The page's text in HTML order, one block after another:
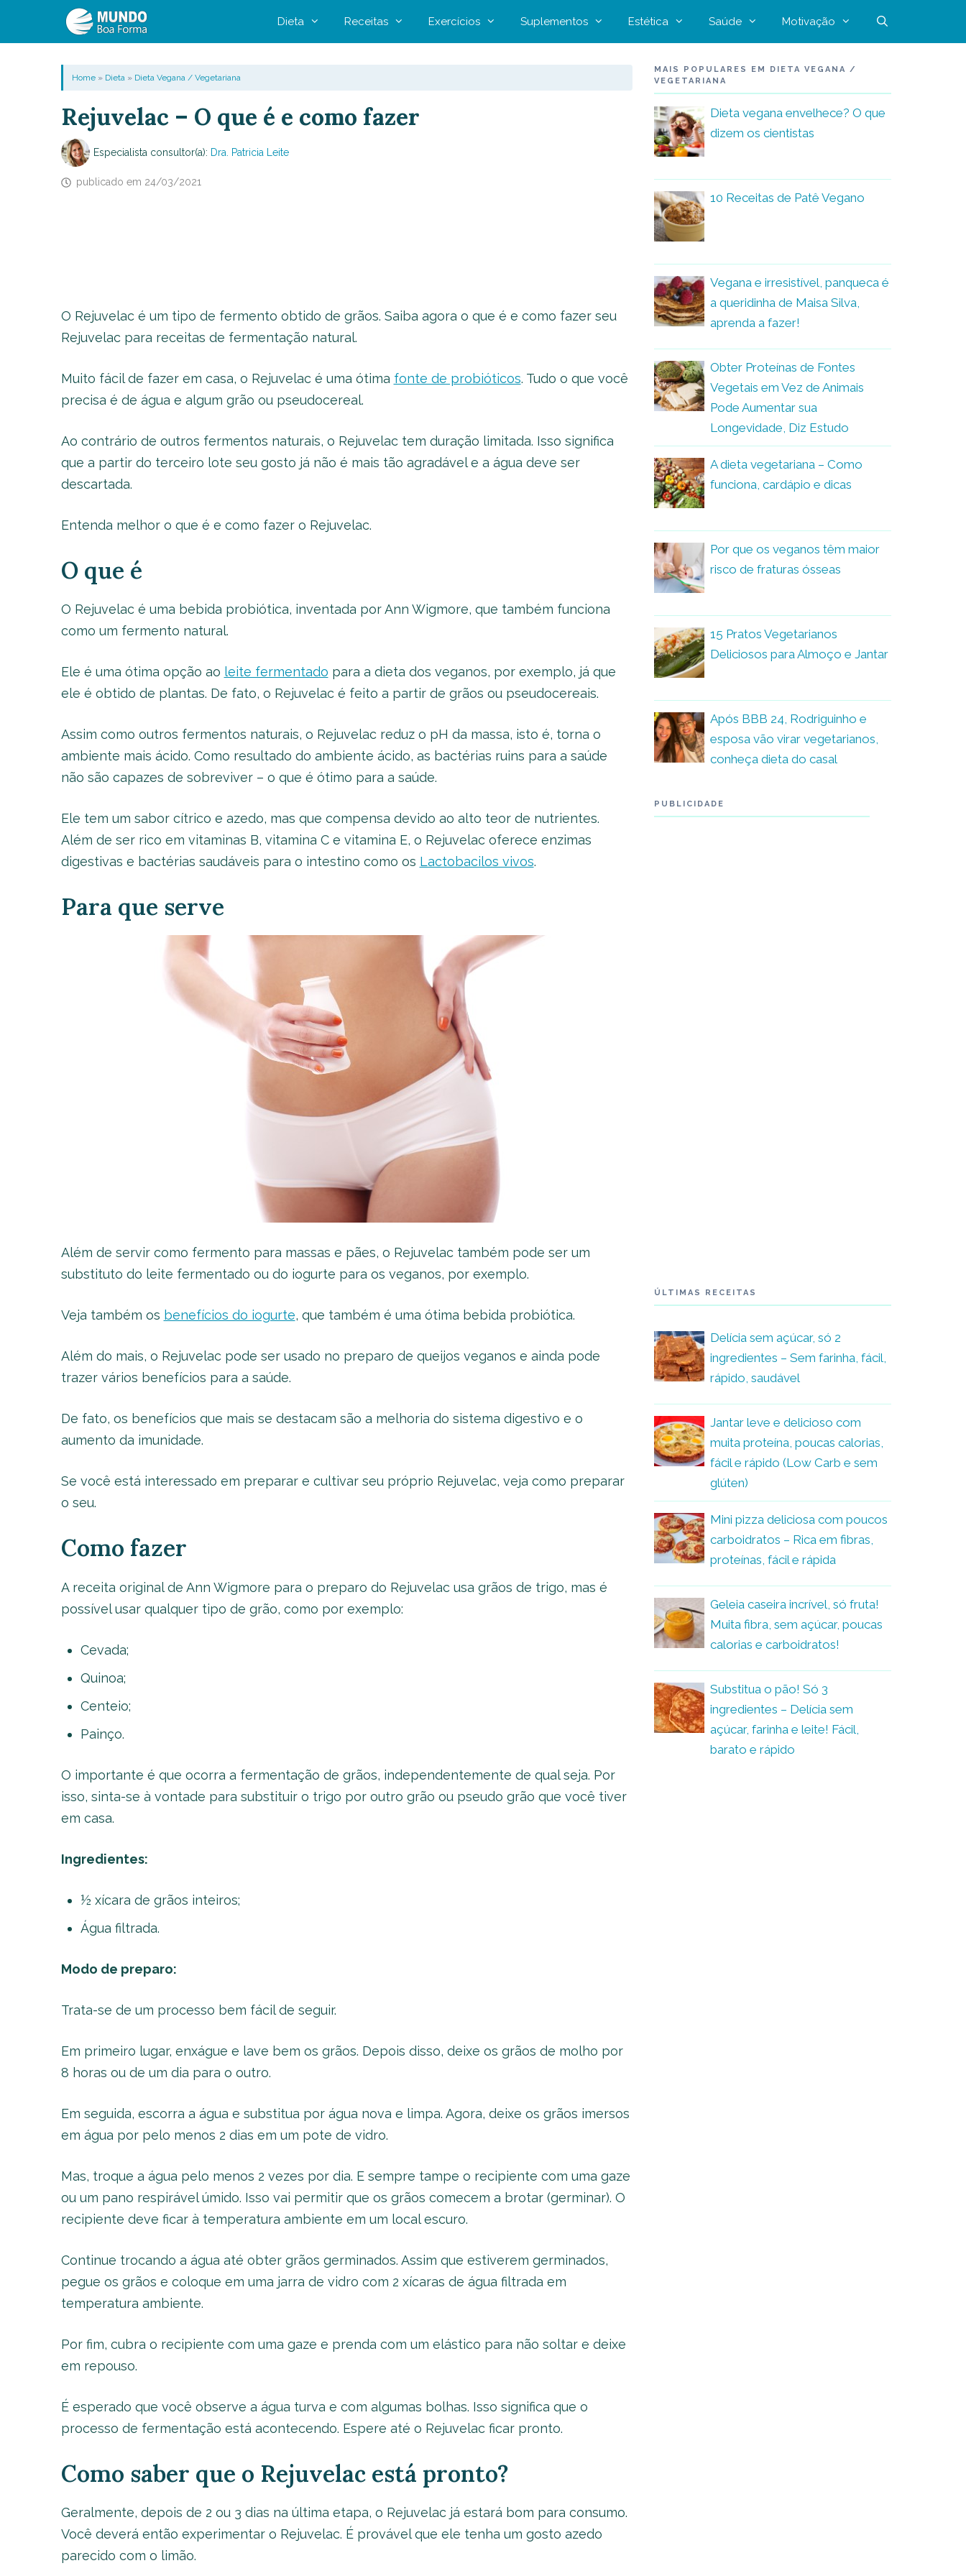
Dieta Receitas Exercícios Suplementos Estética Saúde Motivação
Home» Dieta» Dieta Vegana / Vegetariana
Rejuvelac – O que é e como fazer
Especialista consultor(a): Dra. Patricia Leite
publicado em 24/03/2021
O Rejuvelac é um tipo de fermento obtido de grãos. Saiba agora o que é e como fazer seu
Rejuvelac para receitas de fermentação natural.
Muito fácil de fazer em casa, o Rejuvelac é uma ótima fonte de probióticos. Tudo o que você
precisa é de água e algum grão ou pseudocereal.
Ao contrário de outros fermentos naturais, o Rejuvelac tem duração limitada. Isso significa
que a partir do terceiro lote seu gosto já não é mais tão agradável e a água deve ser
descartada.
Entenda melhor o que é e como fazer o Rejuvelac.
O que é
O Rejuvelac é uma bebida probiótica, inventada por Ann Wigmore, que também funciona
como um fermento natural.
Ele é uma ótima opção ao leite fermentado para a dieta dos veganos, por exemplo, já que
ele é obtido de plantas. De fato, o Rejuvelac é feito a partir de grãos ou pseudocereais.
Assim como outros fermentos naturais, o Rejuvelac reduz o pH da massa, isto é, torna o
ambiente mais ácido. Como resultado do ambiente ácido, as bactérias ruins para a saúde
não são capazes de sobreviver – o que é ótimo para a saúde.
Ele tem um sabor cítrico e azedo, mas que compensa devido ao alto teor de nutrientes.
Além de ser rico em vitaminas B, vitamina C e vitamina E, o Rejuvelac oferece enzimas
digestivas e bactérias saudáveis para o intestino como os Lactobacilos vivos.
Para que serve
Além de servir como fermento para massas e pães, o Rejuvelac também pode ser um
substituto do leite fermentado ou do iogurte para os veganos, por exemplo.
Veja também os benefícios do iogurte, que também é uma ótima bebida probiótica.
Além do mais, o Rejuvelac pode ser usado no preparo de queijos veganos e ainda pode
trazer vários benefícios para a saúde.
De fato, os benefícios que mais se destacam são a melhoria do sistema digestivo e o
aumento da imunidade.
Se você está interessado em preparar e cultivar seu próprio Rejuvelac, veja como preparar
o seu.
Como fazer
A receita original de Ann Wigmore para o preparo do Rejuvelac usa grãos de trigo, mas é
possível usar qualquer tipo de grão, como por exemplo:
Cevada;
Quinoa;
Centeio;
Painço.
O importante é que ocorra a fermentação de grãos, independentemente de qual seja. Por
isso, sinta-se à vontade para substituir o trigo por outro grão ou pseudo grão que você tiver
em casa.
Ingredientes:
½ xícara de grãos inteiros;
Água filtrada.
Modo de preparo:
Trata-se de um processo bem fácil de seguir.
Em primeiro lugar, enxágue e lave bem os grãos. Depois disso, deixe os grãos de molho por
8 horas ou de um dia para o outro.
Em seguida, escorra a água e substitua por água nova e limpa. Agora, deixe os grãos imersos
em água por pelo menos 2 dias em um pote de vidro.
Mas, troque a água pelo menos 2 vezes por dia. E sempre tampe o recipiente com uma gaze
ou um pano respirável úmido. Isso vai permitir que os grãos comecem a brotar (germinar). O
recipiente deve ficar à temperatura ambiente em um local escuro.
Continue trocando a água até obter grãos germinados. Assim que estiverem germinados,
pegue os grãos e coloque em uma jarra de vidro com 2 xícaras de água filtrada em
temperatura ambiente.
Por fim, cubra o recipiente com uma gaze e prenda com um elástico para não soltar e deixe
em repouso.
É esperado que você observe a água turva e com algumas bolhas. Isso significa que o
processo de fermentação está acontecendo. Espere até o Rejuvelac ficar pronto.
Como saber que o Rejuvelac está pronto?
Geralmente, depois de 2 ou 3 dias na última etapa, o Rejuvelac já estará bom para consumo.
Você deverá então experimentar o Rejuvelac. É provável que ele tenha um gosto azedo
parecido com o limão.
MAIS POPULARES EM DIETA VEGANA /
VEGETARIANA
Dieta vegana envelhece? O que
dizem os cientistas
10 Receitas de Patê Vegano
Vegana e irresistível, panqueca é
a queridinha de Maisa Silva,
aprenda a fazer!
Obter Proteínas de Fontes
Vegetais em Vez de Animais
Pode Aumentar sua
Longevidade, Diz Estudo
A dieta vegetariana – Como
funciona, cardápio e dicas
Por que os veganos têm maior
risco de fraturas ósseas
15 Pratos Vegetarianos
Deliciosos para Almoço e Jantar
Após BBB 24, Rodriguinho e
esposa vão virar vegetarianos,
conheça dieta do casal
PUBLICIDADE
ÚLTIMAS RECEITAS
Delícia sem açúcar, só 2
ingredientes – Sem farinha, fácil,
rápido, saudável
Jantar leve e delicioso com
muita proteína, poucas calorias,
fácil e rápido (Low Carb e sem
glúten)
Mini pizza deliciosa com poucos
carboidratos – Rica em fibras,
proteínas, fácil e rápida
Geleia caseira incrível, só fruta!
Muita fibra, sem açúcar, poucas
calorias e carboidratos!
Substitua o pão! Só 3
ingredientes – Delícia sem
açúcar, farinha e leite! Fácil,
barato e rápido